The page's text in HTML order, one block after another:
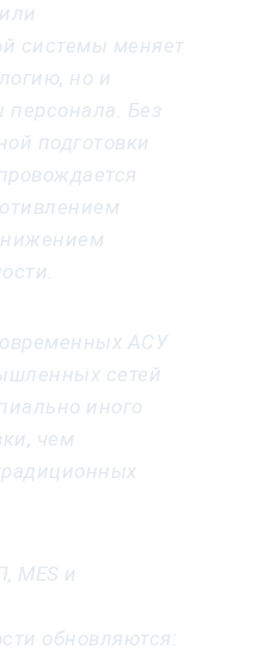
системы меняет
но и
персонала. Без
подготовки
АСУ
сетей
иного
чем
MES и
обновляются: